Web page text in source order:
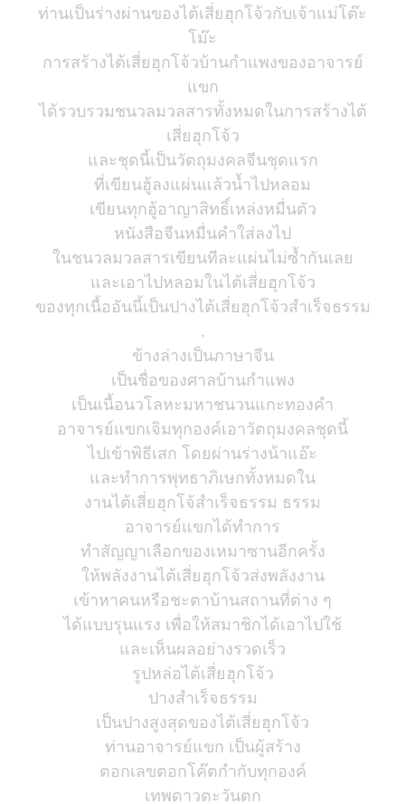
ท่านเป็นร่างผ่านของไต้เสี่ยฮุกโจ้วกับเจ้าแม่โต๊ะ
โม๊ะ
การสร้างไต้เสี่ยฮุกโจ้วบ้านกำแพงของอาจารย์
แขก
ได้รวบรวมชนวลมวลสารทั้งหมดในการสร้างไต้
เสี่ยฮุกโจ้ว
และชุดนี้เป็นวัตถุมงคลจีนชุดแรก
ที่เขียนฮู้ลงแผ่นแล้วน้ำไปหลอม
เขียนทุกฮู้อาญาสิทธิ์เหล่งหมื่นตัว
หนังสือจีนหมื่นคำใส่ลงไป
ในชนวลมวลสารเขียนทีละแผ่นไม่ซ้ำกันเลย
และเอาไปหลอมในไต้เสี่ยฮุกโจ้ว
ของทุกเนื้ออันนี้เป็นปางไต้เสี่ยฮุกโจ้วสำเร็จธรรม
.
ข้างล่างเป็นภาษาจีน
เป็นชื่อของศาลบ้านกำแพง
เป็นเนื้อนวโลหะมหาชนวนแกะทองคำ
อาจารย์แขกเจิมทุกองค์เอาวัตถุมงคลชุดนี้
ไปเข้าพิธีเสก โดยผ่านร่างน้าแอ๊ะ
และทำการพุทธาภิเษกทั้งหมดใน
งานไต้เสี่ยฮุกโจ้สำเร็จธรรม ธรรม
อาจารย์แขกได้ทำการ
ทำสัญญาเลือกของเหมาซานอีกครั้ง
ให้พลังงานไต้เสี่ยฮุกโจ้วส่งพลังงาน
เข้าหาคนหรือชะตาบ้านสถานที่ต่าง ๆ
ได้แบบรุนแรง เพื่อให้สมาชิกได้เอาไปใช้
และเห็นผลอย่างรวดเร็ว
รูปหล่อไต้เสี่ยฮุกโจ้ว
ปางสำเร็จธรรม
เป็นปางสูงสุดของไต้เสี่ยฮุกโจ้ว
ท่านอาจารย์แขก เป็นผู้สร้าง
ตอกเลขตอกโค๊ตกำกับทุกองค์
เทพดาวตะวันตก